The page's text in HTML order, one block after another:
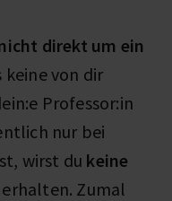
direkt um ein
keine von dir
Professor:in
nur bei
wirst du keine
Zumal